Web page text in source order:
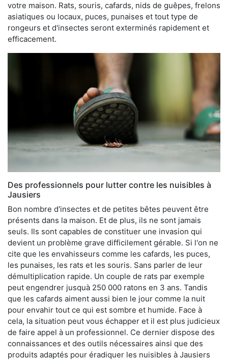
votre maison. Rats, souris, cafards, nids de guêpes, frelons
asiatiques ou locaux, puces, punaises et tout type de
rongeurs et d'insectes seront exterminés rapidement et
efficacement.
Des professionnels pour lutter contre les nuisibles à
Jausiers
Bon nombre d'insectes et de petites bêtes peuvent être
présents dans la maison. Et de plus, ils ne sont jamais
seuls. Ils sont capables de constituer une invasion qui
devient un problème grave difficilement gérable. Si l'on ne
cite que les envahisseurs comme les cafards, les puces,
les punaises, les rats et les souris. Sans parler de leur
démultiplication rapide. Un couple de rats par exemple
peut engendrer jusquà 250 000 ratons en 3 ans. Tandis
que les cafards aiment aussi bien le jour comme la nuit
pour envahir tout ce qui est sombre et humide. Face à
cela, la situation peut vous échapper et il est plus judicieux
de faire appel à un professionnel. Ce dernier dispose des
connaissances et des outils nécessaires ainsi que des
produits adaptés pour éradiquer les nuisibles à Jausiers